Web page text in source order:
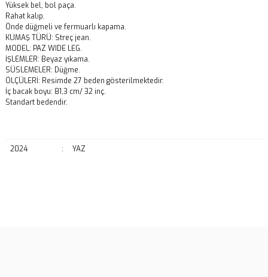
Yüksek bel, bol paça.
Rahat kalıp.
Önde düğmeli ve fermuarlı kapama.
KUMAŞ TÜRÜ: Streç jean.
MODEL: PAZ WIDE LEG.
İŞLEMLER: Beyaz yıkama.
SÜSLEMELER: Düğme.
ÖLÇÜLERİ: Resimde 27 beden gösterilmektedir.
İç bacak boyu: 81,3 cm/ 32 inç.
Standart bedendir.
2024 : YAZ